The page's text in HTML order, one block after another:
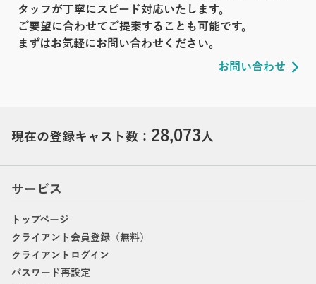
タッフが丁寧にスピード対応いたします。
ご要望に合わせてご提案することも可能です。
まずはお気軽にお問い合わせください。
お問い合わせ
現在の登録キャスト数： 28,073人
サービス
トップページ
クライアント会員登録（無料）
クライアントログイン
パスワード再設定